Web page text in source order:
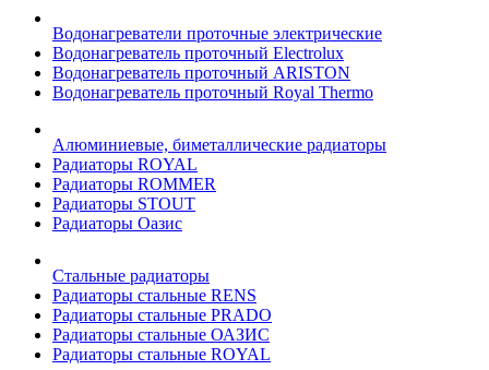
Водонагреватели проточные электрические
Водонагреватель проточный Electrolux
Водонагреватель проточный ARISTON
Водонагреватель проточный Royal Thermo
Алюминиевые, биметаллические радиаторы
Радиаторы ROYAL
Радиаторы ROMMER
Радиаторы STOUT
Радиаторы Оазис
Стальные радиаторы
Радиаторы стальные RENS
Радиаторы стальные PRADO
Радиаторы стальные ОАЗИС
Радиаторы стальные ROYAL